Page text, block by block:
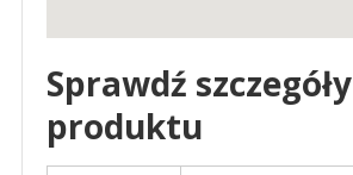
Sprawdź szczegóły
produktu